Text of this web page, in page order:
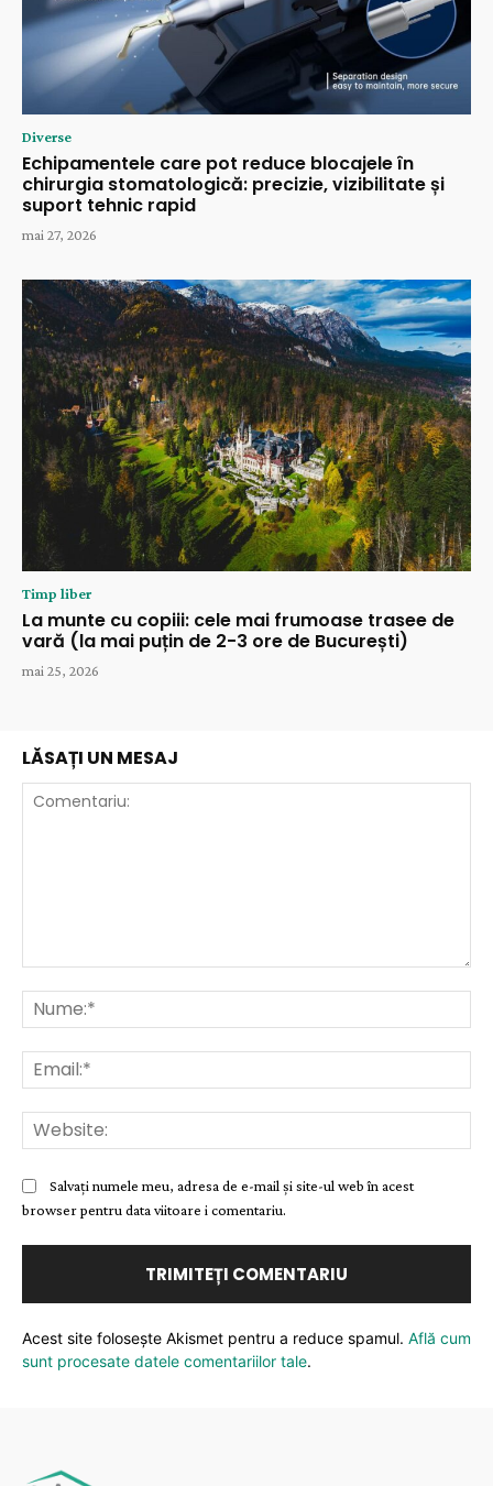
Diverse
Echipamentele care pot reduce blocajele în
chirurgia stomatologică: precizie, vizibilitate și
suport tehnic rapid
mai 27, 2026
Timp liber
La munte cu copiii: cele mai frumoase trasee de
vară (la mai puțin de 2-3 ore de București)
mai 25, 2026
LĂSAȚI UN MESAJ
Salvați numele meu, adresa de e-mail și site-ul web în acest
browser pentru data viitoare i comentariu.
Acest site folosește Akismet pentru a reduce spamul. Află cum
sunt procesate datele comentariilor tale.